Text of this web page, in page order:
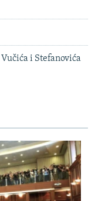
i Stefanovića